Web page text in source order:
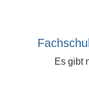
Es gibt